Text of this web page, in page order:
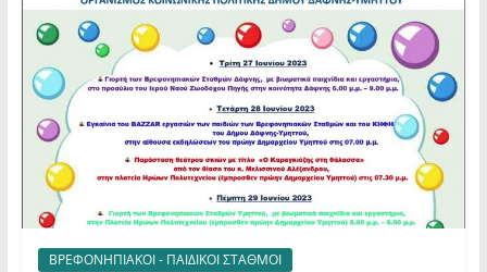
ΒΡΕΦΟΝΗΠΙΑΚΟΙ - ΠΑΙΔΙΚΟΙ ΣΤΑΘΜΟΙ